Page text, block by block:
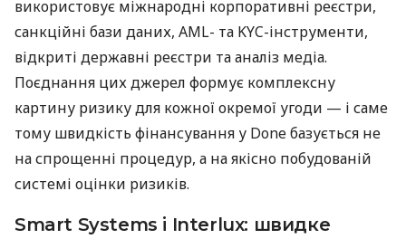
використовує міжнародні корпоративні реєстри,
санкційні бази даних, AML- та KYC-інструменти,
відкриті державні реєстри та аналіз медіа.
Поєднання цих джерел формує комплексну
картину ризику для кожної окремої угоди — і саме
тому швидкість фінансування у Done базується не
на спрощенні процедур, а на якісно побудованій
системі оцінки ризиків.
Smart Systems і Interlux: швидке